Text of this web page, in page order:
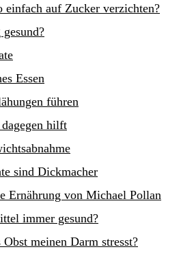
einfach auf Zucker verzichten?
Essen
führen
hilft
sind Dickmacher
Ernährung von Michael Pollan
immer gesund?
meinen Darm stresst?